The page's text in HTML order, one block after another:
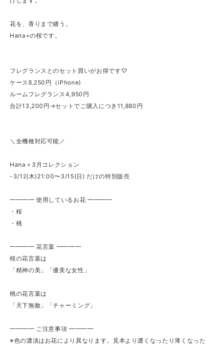
花を、香りまで纏う。
Hana+の桜です。
フレグランスとのセット買いがお得です♡
ケース8,250円（iPhone)
ルームフレグランス4,950円
合計13,200円→セットでご購入につき11,880円
＼全機種対応可能／
Hana＋3月コレクション
-3/12(木)21:00〜3/15(日) だけの特別販売
━━━━ 使用しているお花 ━━━━
・桜
・桃
━━━━ 花言葉 ━━━━
桜の花言葉は
「精神の美」「優美な女性」
桃の花言葉は
「天下無敵」「チャーミング」
━━━━ ご注意事項 ━━━━
※色の濃淡はお花により異なります。見本より濃くなったり薄くなった